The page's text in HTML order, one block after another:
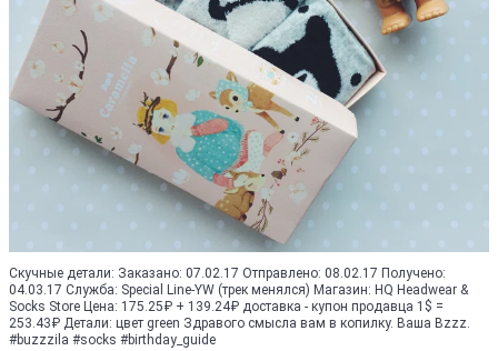
Скучные детали: Заказано: 07.02.17 Отправлено: 08.02.17 Получено:
04.03.17 Служба: Special Line-YW (трек менялся) Магазин: HQ Headwear &
Socks Store Цена: 175.25₽ + 139.24₽ доставка - купон продавца 1$ =
253.43₽ Детали: цвет green Здравого смысла вам в копилку. Ваша Bzzz.
#buzzzila #socks #birthday_guide